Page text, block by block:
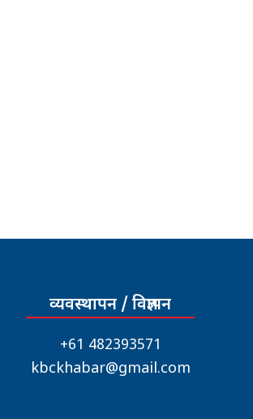
व्यवस्थापन / विज्ञापन
+61 482393571
kbckhabar@gmail.com